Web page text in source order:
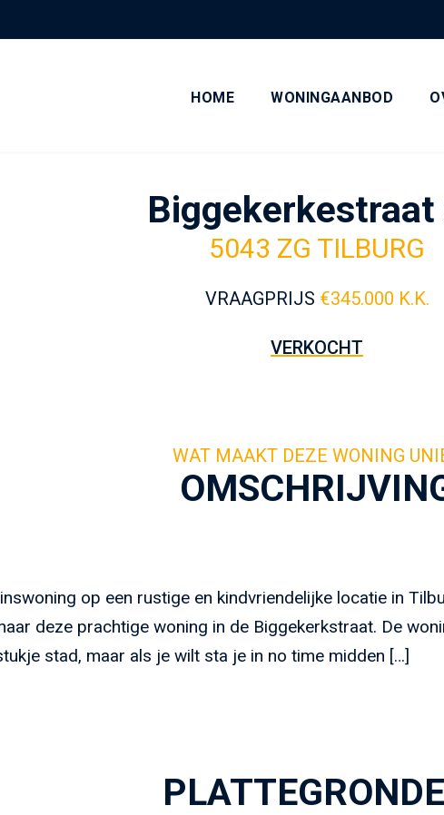
HOME WONINGAANBOD
Biggekerkestraat
5043 ZG TILBURG
VRAAGPRIJS €345.000 K.K.
VERKOCHT
op een rustige en kindvriendelijke locatie in
deze prachtige woning in de Biggekerkstraat. De
stad, maar als je wilt sta je in no time midden […]